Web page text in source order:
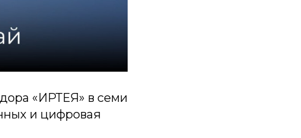
«ИРТЕЯ» в семи
и цифровая